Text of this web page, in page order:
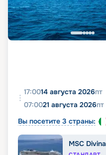
17:0014 августа 2026пт
07:0021 августа 2026пт
Вы посетите 3 страны:
MSC Divina